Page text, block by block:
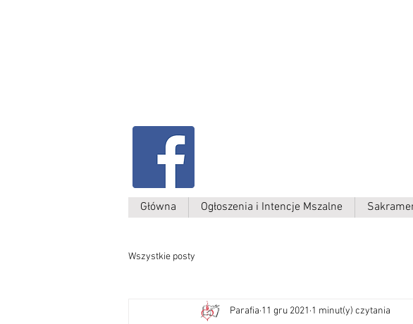
Główna Ogłoszenia i Intencje Mszalne
Wszystkie posty
Parafia 11 gru 2021 1 minut(y) czytania